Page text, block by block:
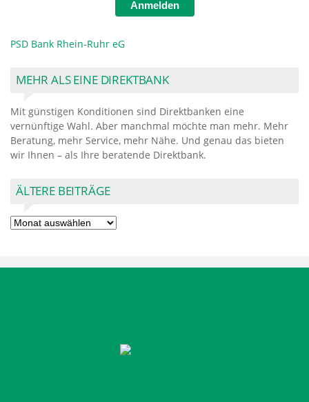
Anmelden
PSD Bank Rhein-Ruhr eG
MEHR ALS EINE DIREKTBANK
Mit günstigen Konditionen sind Direktbanken eine
vernünftige Wahl. Aber manchmal möchte man mehr. Mehr
Beratung, mehr Service, mehr Nähe. Und genau das bieten
wir Ihnen – als Ihre beratende Direktbank.
ÄLTERE BEITRÄGE
Ältere